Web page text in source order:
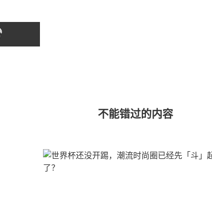
不能错过的内容